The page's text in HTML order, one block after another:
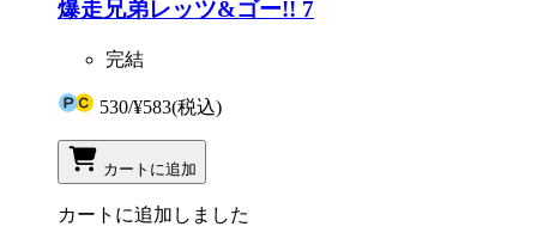
爆走兄弟レッツ&ゴー!! 7
完結
530/¥583(税込)
カートに追加
カートに追加しました